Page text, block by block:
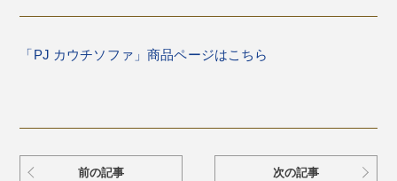
「PJ カウチソファ」商品ページはこちら
前の記事 次の記事